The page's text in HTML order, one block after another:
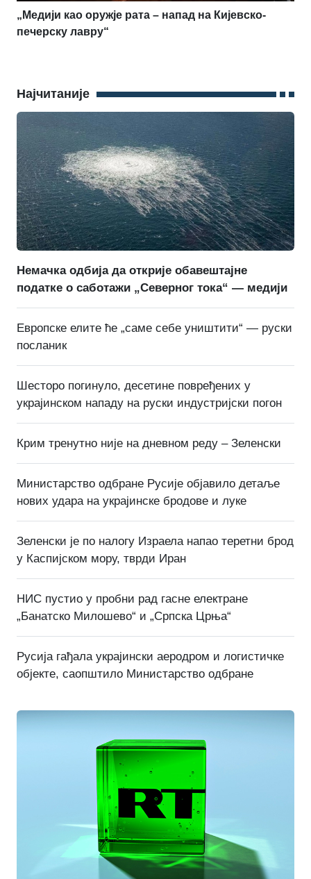
„Медији као оружје рата – напад на Кијевско-
печерску лавру“
Најчитаније
Немачка одбија да открије обавештајне
податке о саботажи „Северног тока“ — медији
Европске елите ће „саме себе уништити“ — руски
посланик
Шесторо погинуло, десетине повређених у
украјинском нападу на руски индустријски погон
Крим тренутно није на дневном реду – Зеленски
Министарство одбране Русије објавило детаље
нових удара на украјинске бродове и луке
Зеленски је по налогу Израела напао теретни брод
у Каспијском мору, тврди Иран
НИС пустио у пробни рад гасне електране
„Банатско Милошево“ и „Српска Црња“
Русија гађала украјински аеродром и логистичке
објекте, саопштило Министарство одбране